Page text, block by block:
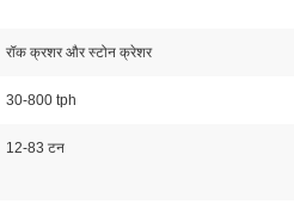
रॉक क्रशर और स्टोन क्रेशर
30-800 tph
12-83 टन